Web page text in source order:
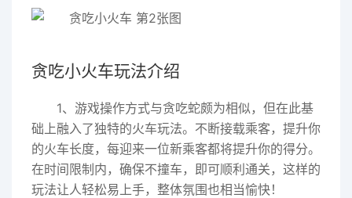
贪吃小火车玩法介绍
1、游戏操作方式与贪吃蛇颇为相似，但在此基
础上融入了独特的火车玩法。不断接载乘客，提升你
的火车长度，每迎来一位新乘客都将提升你的得分。
在时间限制内，确保不撞车，即可顺利通关，这样的
玩法让人轻松易上手，整体氛围也相当愉快！